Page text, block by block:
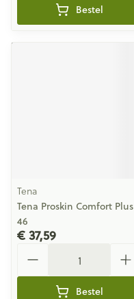
Bestel
Tena
Tena Proskin Comfort Plus
46
€ 37,59
Bestel